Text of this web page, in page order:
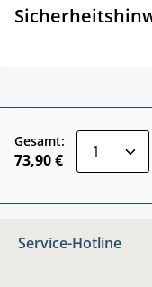
Gesamt:
73,90 €
Service-Hotline